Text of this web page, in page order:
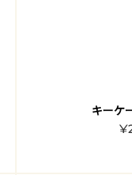
キーケ